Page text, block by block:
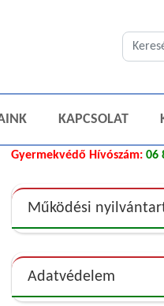
KAPCSOLAT
Gyermekvédő Hívószám: 06
Működési
Adatvédelem